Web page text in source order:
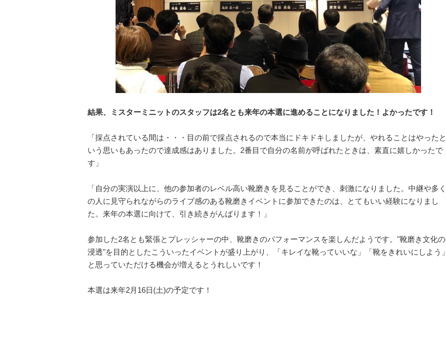
結果、ミスターミニットのスタッフは2名とも来年の本選に進めることになりました！よかったです！
「採点されている間は・・・目の前で採点されるので本当にドキドキしましたが、やれることはやったと
いう思いもあったので達成感はありました。2番目で自分の名前が呼ばれたときは、素直に嬉しかったで
す」
「自分の実演以上に、他の参加者のレベル高い靴磨きを見ることができ、刺激になりました。中継や多く
の人に見守られながらのライブ感のある靴磨きイベントに参加できたのは、とてもいい経験になりまし
た。来年の本選に向けて、引き続きがんばります！」
参加した2名とも緊張とプレッシャーの中、靴磨きのパフォーマンスを楽しんだようです。"靴磨き文化の
浸透"を目的としたこういったイベントが盛り上がり、「キレイな靴っていいな」「靴をきれいにしよう」
と思っていただける機会が増えるとうれしいです！
本選は来年2月16日(土)の予定です！